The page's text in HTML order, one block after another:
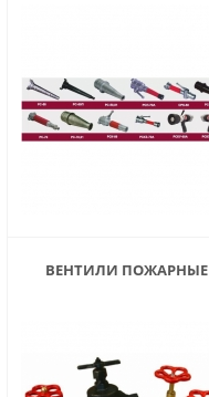
ВЕНТИЛИ ПОЖАРНЫЕ